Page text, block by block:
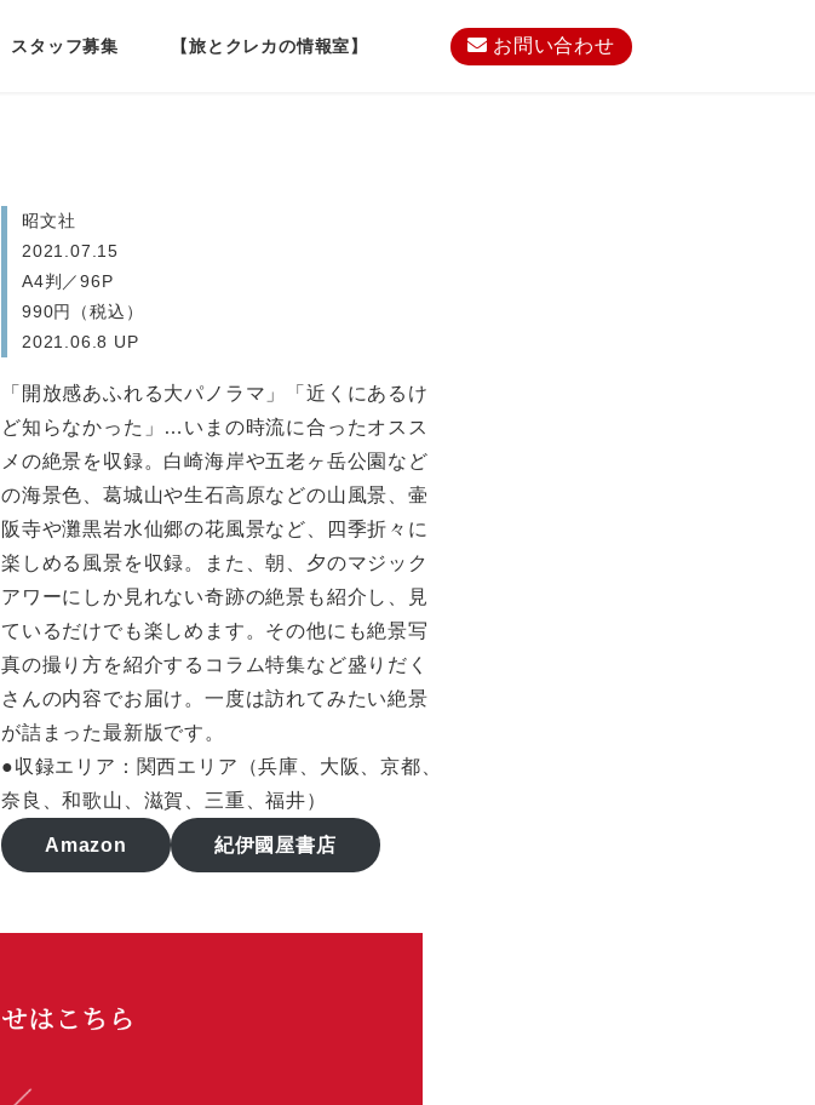
スタッフ募集 【旅とクレカの情報室】 お問い合わせ
昭文社
2021.07.15
A4判／96P
990円（税込）
2021.06.8 UP
「開放感あふれる大パノラマ」「近くにあるけ
ど知らなかった」…いまの時流に合ったオスス
メの絶景を収録。白崎海岸や五老ヶ岳公園など
の海景色、葛城山や生石高原などの山風景、壷
阪寺や灘黒岩水仙郷の花風景など、四季折々に
楽しめる風景を収録。また、朝、夕のマジック
アワーにしか見れない奇跡の絶景も紹介し、見
ているだけでも楽しめます。その他にも絶景写
真の撮り方を紹介するコラム特集など盛りだく
さんの内容でお届け。一度は訪れてみたい絶景
が詰まった最新版です。
●収録エリア：関西エリア（兵庫、大阪、京都、
奈良、和歌山、滋賀、三重、福井）
Amazon 紀伊國屋書店